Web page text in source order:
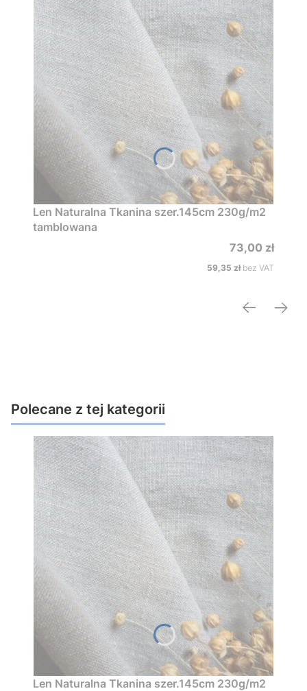
Len Naturalna Tkanina szer.145cm 230g/m2
tamblowana
Cena
73,00 zł
Cena
59,35 zł bez VAT
Polecane z tej kategorii
Len Naturalna Tkanina szer.145cm 230g/m2